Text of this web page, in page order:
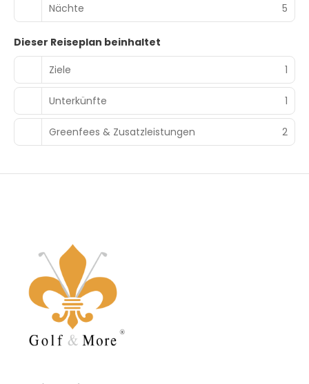
Nächte 5
Dieser Reiseplan beinhaltet
Ziele
1
Unterkünfte 1
Greenfees & Zusatzleistungen 2